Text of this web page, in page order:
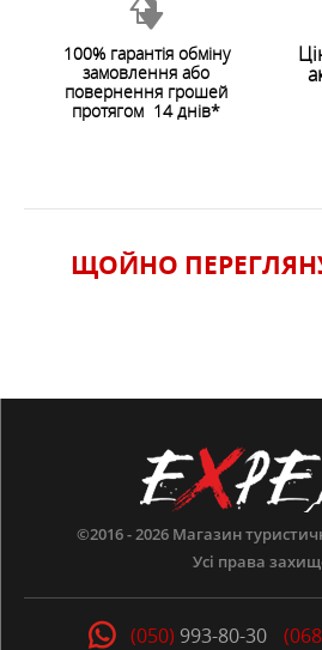
ОСОБЛИВОСТІ
ХАРАКТЕРИСТИКИ
ЗАЛИШИТИ ВІДГУК
100% гарантія обміну
замовлення або
повернення грошей
протягом 14 днів*
ЩОЙНО
©2016 - 2026 Магазин
Усі права
(050) 993-80-30